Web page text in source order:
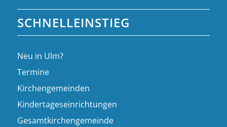
SCHNELLEINSTIEG
Neu in Ulm?
Termine
Kirchengemeinden
Kindertageseinrichtungen
Gesamtkirchengemeinde